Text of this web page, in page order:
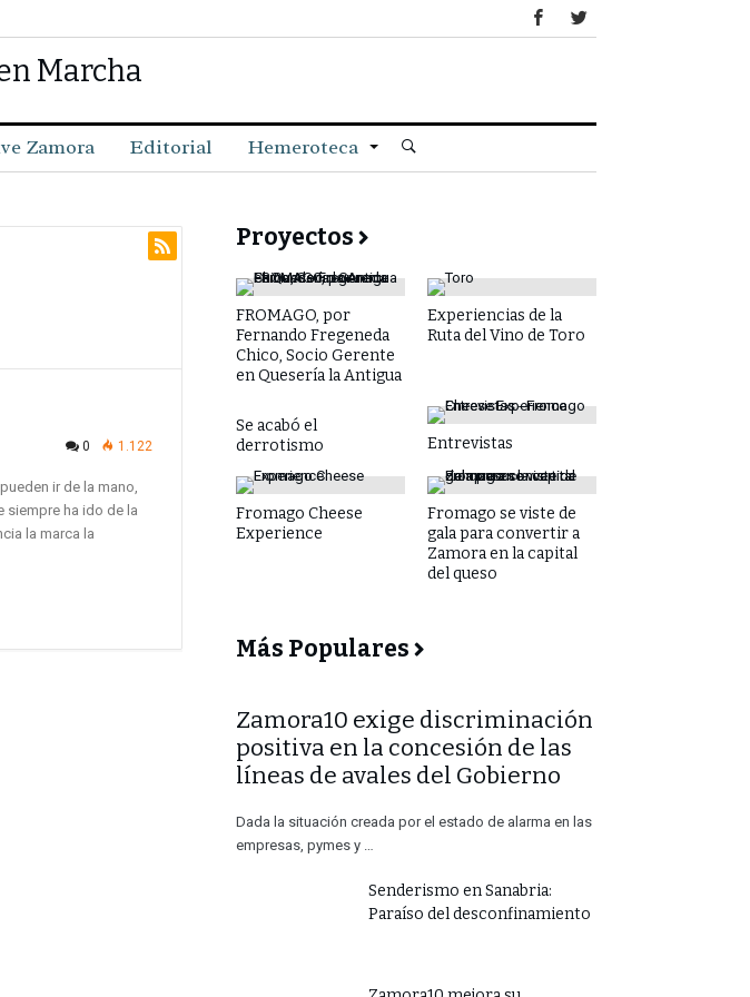
Zamora Editorial Hemeroteca
0 1.122
ir de la mano,
siempre ha ido de la
la marca la
Proyectos
FROMAGO, por
Fernando Fregeneda
Chico, Socio Gerente
en Quesería la Antigua
Experiencias de la
Ruta del Vino de Toro
Se acabó el
derrotismo
Entrevistas
Fromago Cheese
Experience
Fromago se viste de
gala para convertir a
Zamora en la capital
del queso
Más Populares
​Zamora10 exige discriminación
positiva en la concesión de las
líneas de avales del Gobierno
Dada la situación creada por el estado de alarma en las
empresas, pymes y …
Senderismo en Sanabria:
Paraíso del desconfinamiento